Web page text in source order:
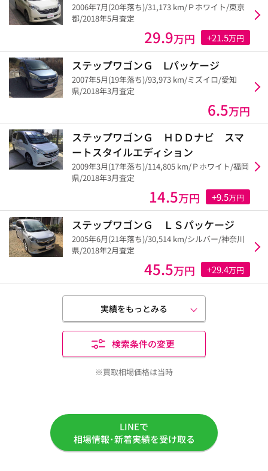
2006年7月(20年落ち)/31,173 km/Ｐホワイト/東京
都/2018年5月査定
29.9万円 +21.5万円
ステップワゴンＧ Lパッケージ
2007年5月(19年落ち)/93,973 km/ミズイロ/愛知
県/2018年3月査定
6.5万円
ステップワゴンＧ ＨＤＤナビ スマ
ートスタイルエディション
2009年3月(17年落ち)/114,805 km/Ｐホワイト/福岡
県/2018年3月査定
14.5万円 +9.5万円
ステップワゴンＧ ＬＳパッケージ
2005年6月(21年落ち)/30,514 km/シルバー/神奈川
県/2018年2月査定
45.5万円 +29.4万円
実績をもっとみる
検索条件の変更
※買取相場価格は当時
LINEで
相場情報･新着実績を受け取る